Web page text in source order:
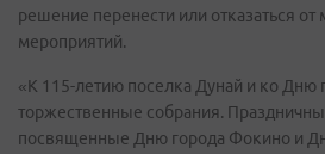
решение перенести или отказаться
мероприятий.
«К 115-летию поселка Дунай и ко Дню
торжественные собрания.
посвященные Дню города Фокино и